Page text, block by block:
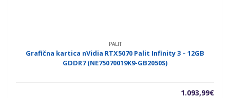
PALIT
Grafična kartica nVidia RTX5070 Palit Infinity 3 – 12GB
GDDR7 (NE75070019K9-GB2050S)
1.093,99€